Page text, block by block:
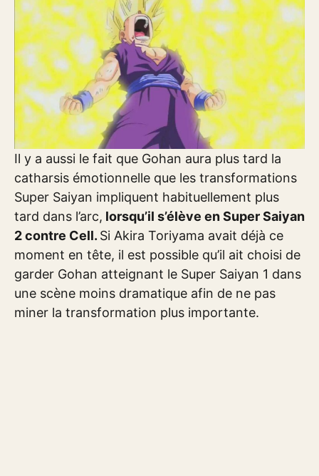
Il y a aussi le fait que Gohan aura plus tard la
catharsis émotionnelle que les transformations
Super Saiyan impliquent habituellement plus
tard dans l’arc, lorsqu’il s’élève en Super Saiyan
2 contre Cell. Si Akira Toriyama avait déjà ce
moment en tête, il est possible qu’il ait choisi de
garder Gohan atteignant le Super Saiyan 1 dans
une scène moins dramatique afin de ne pas
miner la transformation plus importante.